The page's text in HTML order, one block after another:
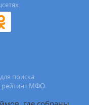
поиска
рейтинг МФО.